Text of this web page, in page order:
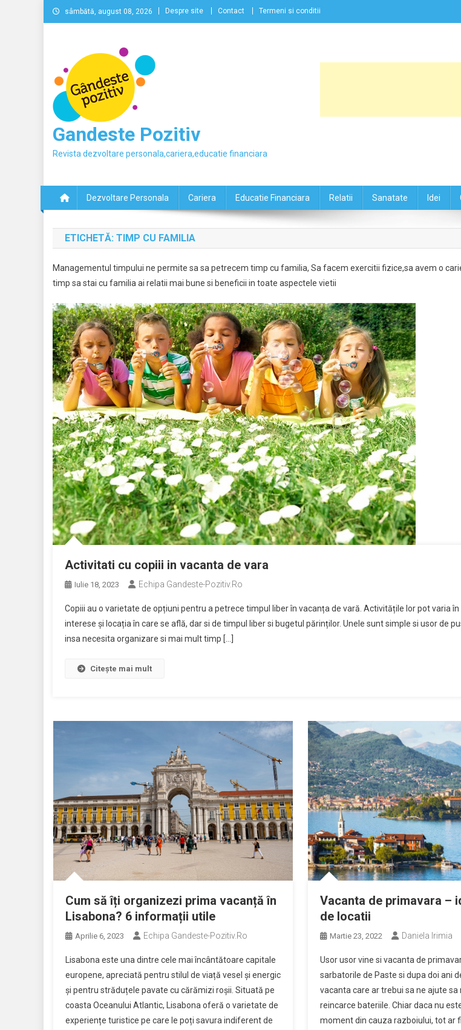
Skip
to
sâmbătă, august 08, 2026 Despre site Contact Termeni si conditii
Gandeste Pozitiv
Revista dezvoltare personala,cariera,educatie financiara
Dezvoltare Personala Cariera Educatie Financiara Relatii Sanatate Idei
ETICHETĂ: TIMP CU FAMILIA
Managementul timpului ne permite sa sa petrecem timp cu familia, Sa facem exercitii fizice,sa avem o
timp sa stai cu familia ai relatii mai bune si beneficii in toate aspectele vietii
Activitati cu copiii in vacanta de vara
Iulie 18, 2023 Echipa Gandeste-Pozitiv.ro
Copiii au o varietate de opțiuni pentru a petrece timpul liber în vacanța de vară. Activitățile lor pot varia
interese și locația în care se află, dar si de timpul liber si bugetul părinților. Unele sunt simple si usor de
insa necesita organizare si mai mult timp […]
Citește mai mult
Cum să îți organizezi prima vacanță în
Lisabona? 6 informații utile
Aprilie 6, 2023 Echipa Gandeste-Pozitiv.ro
Lisabona este una dintre cele mai încântătoare capitale
europene, apreciată pentru stilul de viață vesel și energic
și pentru străduțele pavate cu cărămizi roșii. Situată pe
coasta Oceanului Atlantic, Lisabona oferă o varietate de
experiențe turistice pe care le poți savura indiferent de
Vacanta de primavara –
de locatii
Martie 23, 2022 Daniela Irimia
Usor usor vine si vacanta de
sarbatorile de Paste si dupa doi ani
vacanta care ar trebui sa ne ajute sa
reincarce bateriile. Chiar daca nu
moment din cauza razboiului, tot ar